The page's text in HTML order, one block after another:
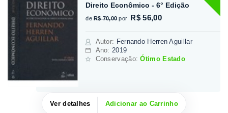
Direito Econômico - 6° Edição
de R$ 70,00 por R$ 56,00
Autor: Fernando Herren Aguillar
Ano: 2019
Conservação:Ótimo Estado
Ver detalhes Adicionar ao Carrinho